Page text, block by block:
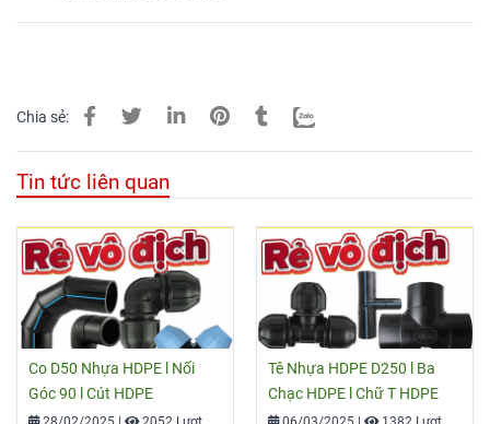
Chia sẻ:
Tin tức liên quan
Co D50 Nhựa HDPE l Nối
Góc 90 l Cút HDPE
Tê Nhựa HDPE D250 l Ba
Chạc HDPE l Chữ T HDPE